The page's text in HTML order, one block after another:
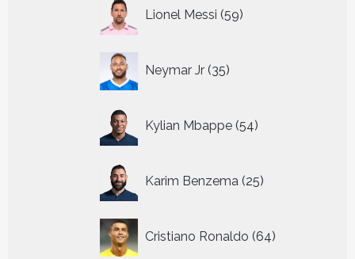
Lionel Messi 59
producten
Neymar Jr 35
producten
Kylian Mbappe 54
producten
Karim Benzema 25
producten
Cristiano Ronaldo 64
producten